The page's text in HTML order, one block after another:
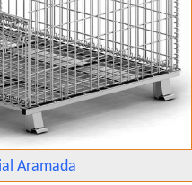
Aramada